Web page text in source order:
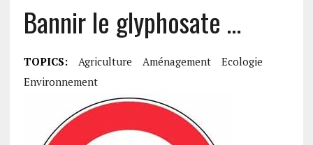
Bannir le glyphosate …
TOPICS: Agriculture Aménagement
Ecologie
Environnement